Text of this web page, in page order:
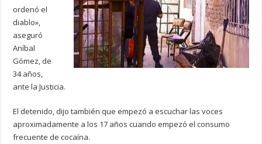
ordenó el
diablo»,
aseguró
Aníbal
Gómez, de
34 años,
ante la Justicia.
El detenido, dijo también que empezó a escuchar las voces
aproximadamente a los 17 años cuando empezó el consumo
frecuente de cocaína.